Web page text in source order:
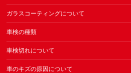
ガラスコーティングについて
車検の種類
車検切れについて
車のキズの原因について